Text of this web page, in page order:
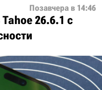
Позавчера в 14:46
26.6.1 с